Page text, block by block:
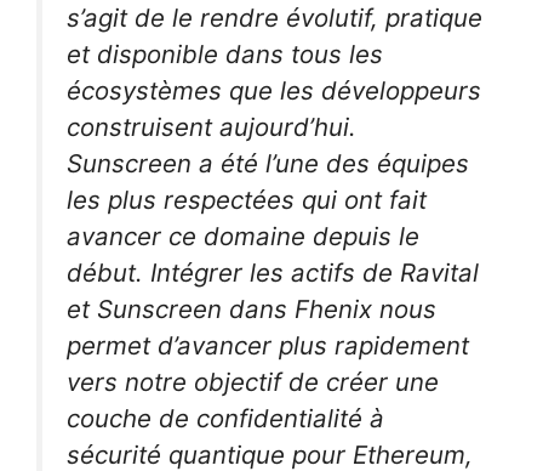
s’agit de le rendre évolutif, pratique
et disponible dans tous les
écosystèmes que les développeurs
construisent aujourd’hui.
Sunscreen a été l’une des équipes
les plus respectées qui ont fait
avancer ce domaine depuis le
début. Intégrer les actifs de Ravital
et Sunscreen dans Fhenix nous
permet d’avancer plus rapidement
vers notre objectif de créer une
couche de confidentialité à
sécurité quantique pour Ethereum,